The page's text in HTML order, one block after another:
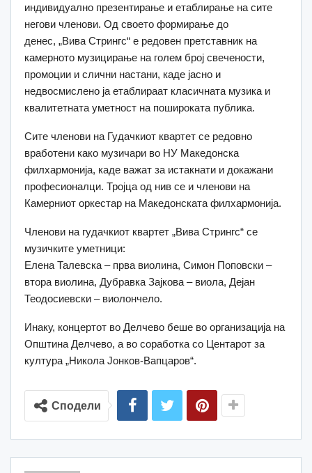
индивидуално презентирање и етаблирање на сите
негови членови. Од своето формирање до
денес, „Вива Стрингс“ е редовен претставник на
камерното музицирање на голем број свечености,
промоции и слични настани, каде јасно и
недвосмислено ја етаблираат класичната музика и
квалитетната уметност на пошироката публика.
Сите членови на Гудачкиот квартет се редовно
вработени како музичари во НУ Македонска
филхармонија, каде важат за истакнати и докажани
професионалци. Тројца од нив се и членови на
Камерниот оркестар на Македонската филхармонија.
Членови на гудачкиот квартет „Вива Стрингс“ се
музичките уметници:
Елена Талевска – прва виолина, Симон Поповски –
втора виолина, Дубравка Зајкова – виола, Дејан
Теодосиевски – виолончело.
Инаку, концертот во Делчево беше во организација на
Општина Делчево, а во соработка со Центарот за
култура „Никола Јонков-Вапцаров“.
Сподели